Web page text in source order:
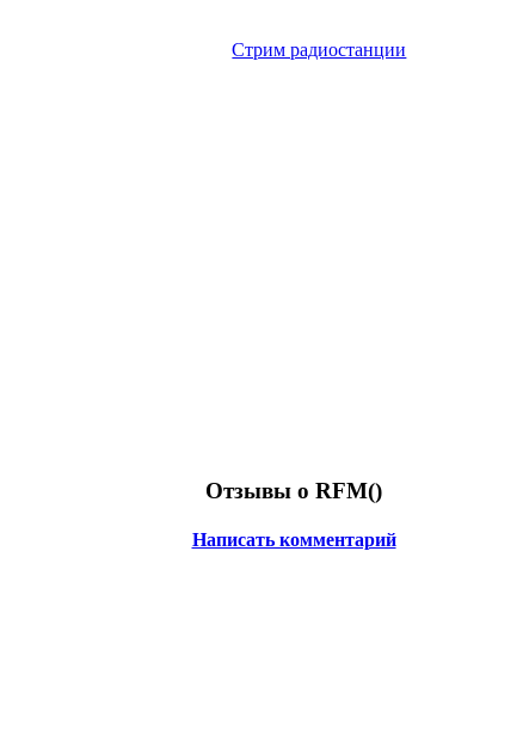
Стрим радиостанции
Отзывы о RFM()
Написать комментарий